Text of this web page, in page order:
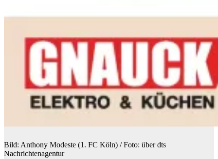
Bild: Anthony Modeste (1. FC Köln) / Foto: über dts
Nachrichtenagentur